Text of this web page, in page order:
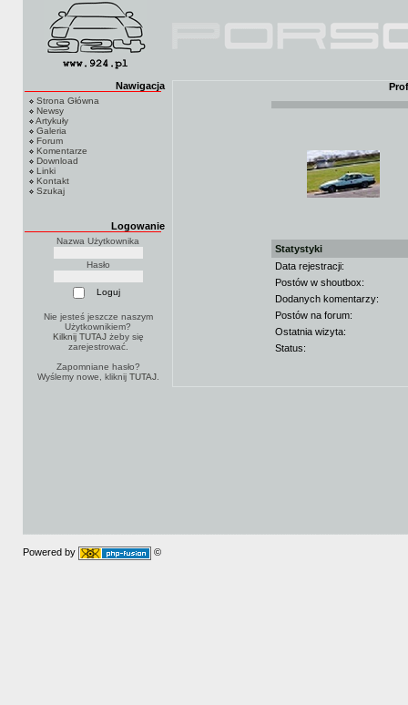
Nawigacja
Strona Główna
Newsy
Artykuły
Galeria
Forum
Komentarze
Download
Linki
Kontakt
Szukaj
Logowanie
Nazwa Użytkownika
Hasło
Nie jesteś jeszcze naszym
Użytkownikiem?
Kilknij TUTAJżeby się
zarejestrować.
Zapomniane hasło?
Wyślemy nowe, kliknij TUTAJ.
Statystyki
Data rejestracji:
Postów w shoutbox:
Dodanych komentarzy:
Postów na forum:
Ostatnia wizyta:
Status:
Powered by ©